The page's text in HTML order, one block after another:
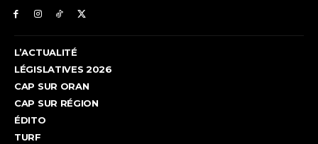
L’ACTUALITÉ
LÉGISLATIVES 2026
CAP SUR ORAN
CAP SUR RÉGION
ÉDITO
TURF